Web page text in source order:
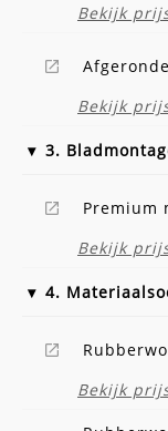
Bekijk
Bekijk
3.
Premium
Bekijk
4.
Bekijk